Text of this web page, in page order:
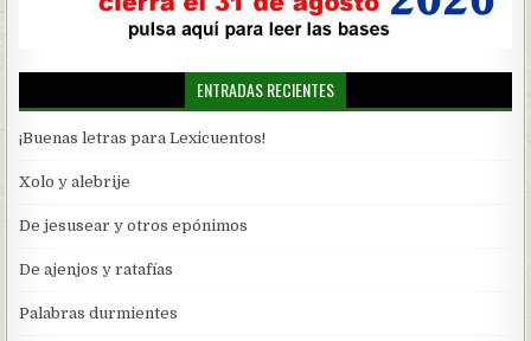
ENTRADAS RECIENTES
¡Buenas letras para Lexicuentos!
Xolo y alebrije
De jesusear y otros epónimos
De ajenjos y ratafías
Palabras durmientes